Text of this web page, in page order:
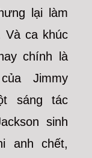
lại làm
Và ca khúc
chính là
Jimmy
sáng tác
sinh
anh chết,